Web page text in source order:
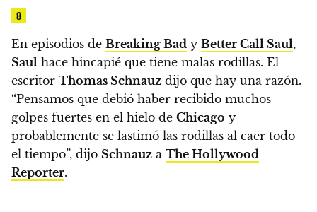
8
En episodios de Breaking Bad y Better Call Saul,
Saul hace hincapié que tiene malas rodillas. El
escritor Thomas Schnauz dijo que hay una razón.
“Pensamos que debió haber recibido muchos
golpes fuertes en el hielo de Chicago y
probablemente se lastimó las rodillas al caer todo
el tiempo”, dijo Schnauz a The Hollywood
Reporter.